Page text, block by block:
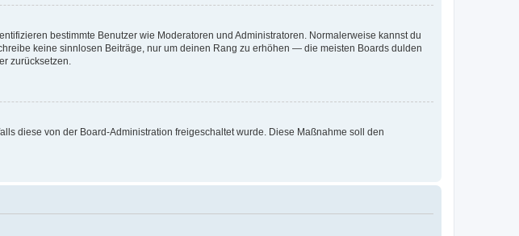
bestimmte Benutzer wie Moderatoren und Administratoren. Normalerweise kannst du
keine sinnlosen Beiträge, nur um deinen Rang zu erhöhen — die meisten Boards dulden
zurücksetzen.
diese von der Board-Administration freigeschaltet wurde. Diese Maßnahme soll den